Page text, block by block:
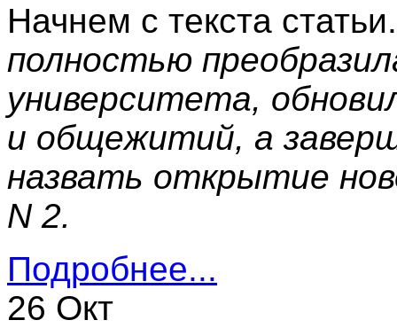
Начнем с текста
полностью
университета,
и общежитий, а
назвать открытие
N 2.
Подробнее...
26 Окт